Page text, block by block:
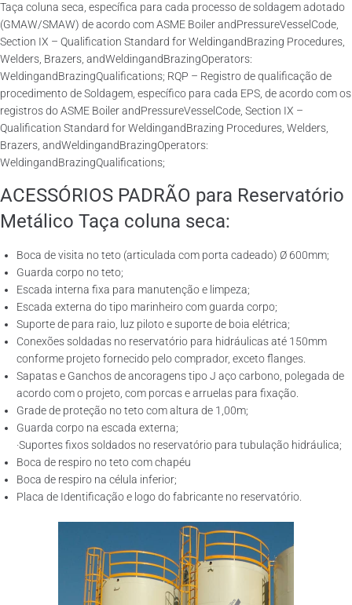
Taça coluna seca, específica para cada processo de soldagem adotado
(GMAW/SMAW) de acordo com ASME Boiler andPressureVesselCode,
Section IX – Qualification Standard for WeldingandBrazing Procedures,
Welders, Brazers, andWeldingandBrazingOperators:
WeldingandBrazingQualifications; RQP – Registro de qualificação de
procedimento de Soldagem, específico para cada EPS, de acordo com os
registros do ASME Boiler andPressureVesselCode, Section IX –
Qualification Standard for WeldingandBrazing Procedures, Welders,
Brazers, andWeldingandBrazingOperators:
WeldingandBrazingQualifications;
ACESSÓRIOS PADRÃO para Reservatório
Metálico Taça coluna seca:
Boca de visita no teto (articulada com porta cadeado) Ø 600mm;
Guarda corpo no teto;
Escada interna fixa para manutenção e limpeza;
Escada externa do tipo marinheiro com guarda corpo;
Suporte de para raio, luz piloto e suporte de boia elétrica;
Conexões soldadas no reservatório para hidráulicas até 150mm
conforme projeto fornecido pelo comprador, exceto flanges.
Sapatas e Ganchos de ancoragens tipo J aço carbono, polegada de
acordo com o projeto, com porcas e arruelas para fixação.
Grade de proteção no teto com altura de 1,00m;
Guarda corpo na escada externa;
·Suportes fixos soldados no reservatório para tubulação hidráulica;
Boca de respiro no teto com chapéu
Boca de respiro na célula inferior;
Placa de Identificação e logo do fabricante no reservatório.